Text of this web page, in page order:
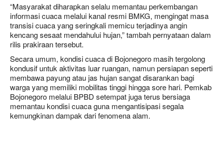
“Masyarakat diharapkan selalu memantau perkembangan
informasi cuaca melalui kanal resmi BMKG, mengingat masa
transisi cuaca yang seringkali memicu terjadinya angin
kencang sesaat mendahului hujan,” tambah pernyataan dalam
rilis prakiraan tersebut.
Secara umum, kondisi cuaca di Bojonegoro masih tergolong
kondusif untuk aktivitas luar ruangan, namun persiapan seperti
membawa payung atau jas hujan sangat disarankan bagi
warga yang memiliki mobilitas tinggi hingga sore hari. Pemkab
Bojonegoro melalui BPBD setempat juga terus bersiaga
memantau kondisi cuaca guna mengantisipasi segala
kemungkinan dampak dari fenomena alam.